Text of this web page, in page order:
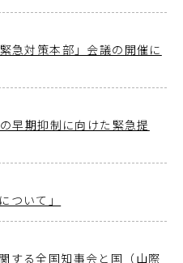
急対策本部」会議の開催に
早期抑制に向けた緊急提
ついて」
する全国知事会と国（山際